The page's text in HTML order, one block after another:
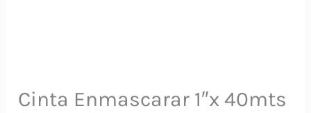
Cinta Enmascarar 1″x 40mts